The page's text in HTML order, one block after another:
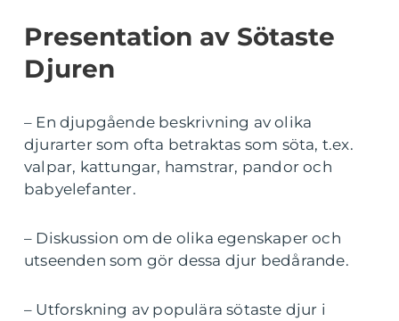
Presentation av Sötaste
Djuren
– En djupgående beskrivning av olika
djurarter som ofta betraktas som söta, t.ex.
valpar, kattungar, hamstrar, pandor och
babyelefanter.
– Diskussion om de olika egenskaper och
utseenden som gör dessa djur bedårande.
– Utforskning av populära sötaste djur i